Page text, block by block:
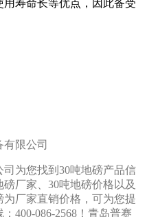
寿命长等优点，因此备受
限公司
为您找到30吨地磅产品信
厂家、30吨地磅价格以及
厂家直销价格，可为您提
400-086-2568！青岛普赛